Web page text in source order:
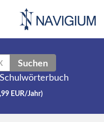
Suchen
Schulwörterbuch
EUR/Jahr)